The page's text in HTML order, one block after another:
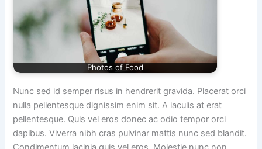
Photos of Food
Nunc sed id semper risus in hendrerit gravida. Placerat orci
nulla pellentesque dignissim enim sit. A iaculis at erat
pellentesque. Quis vel eros donec ac odio tempor orci
dapibus. Viverra nibh cras pulvinar mattis nunc sed blandit.